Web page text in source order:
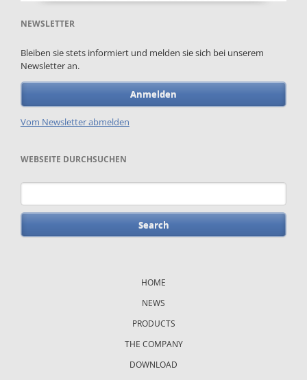
NEWSLETTER
Bleiben sie stets informiert und melden sie sich bei unserem
Newsletter an.
Anmelden
Vom Newsletter abmelden
WEBSEITE DURCHSUCHEN
Keywords
HOME
NEWS
PRODUCTS
THE COMPANY
DOWNLOAD